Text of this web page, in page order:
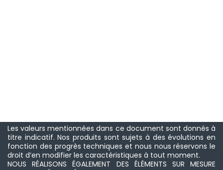
Les valeurs mentionnées dans ce document sont donnés à
titre indicatif. Nos produits sont sujets à des évolutions en
fonction des progrès techniques et nous nous réservons le
droit d’en modifier les caractéristiques à tout moment.
NOUS RÉALISONS ÉGALEMENT DES ÉLÉMENTS SUR MESURE